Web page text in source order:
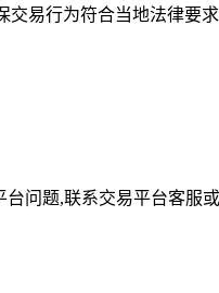
易行为符合当地法律要求
问题,联系交易平台客服